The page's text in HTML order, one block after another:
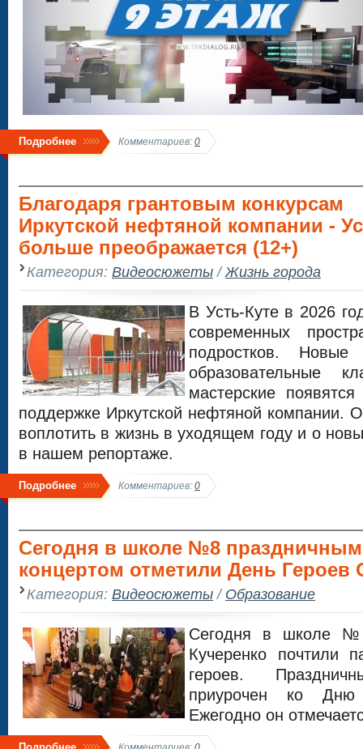
Подробнее Комментариев: 0
Благодаря грантовым конкурсам
Иркутской нефтяной компании -
больше преображается (12+)
Категория: Видеосюжеты/Жизнь города
В Усть-Куте в 2026
современных
подростков.
образовательные
мастерские
поддержке Иркутской нефтяной компании.
воплотить в жизнь в уходящем году и о
в нашем репортаже.
Подробнее Комментариев: 0
Сегодня в школе №8 праздничным
концертом отметили День Героев
Категория: Видеосюжеты/Образование
Сегодня в школе
Кучеренко почтили
героев.
приурочен ко Дню
Ежегодно он